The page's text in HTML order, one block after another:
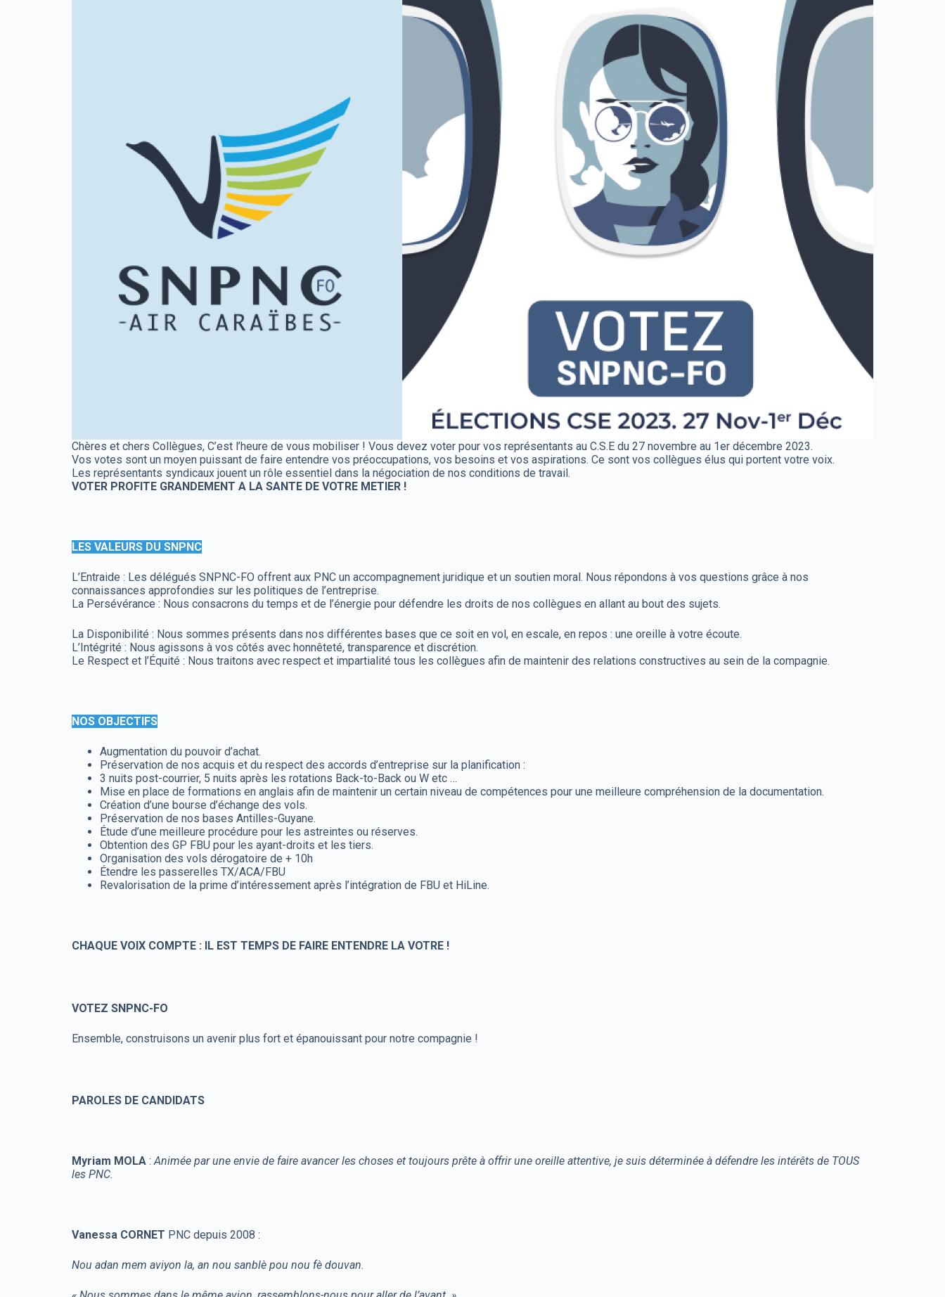
Chères et chers Collègues, C’est l’heure de vous mobiliser ! Vous devez voter pour vos représentants au C.S.E du 27 novembre au 1er décembre 2023.
Vos votes sont un moyen puissant de faire entendre vos préoccupations, vos besoins et vos aspirations. Ce sont vos collègues élus qui portent votre voix.
Les représentants syndicaux jouent un rôle essentiel dans la négociation de nos conditions de travail.
VOTER PROFITE GRANDEMENT A LA SANTE DE VOTRE METIER !
LES VALEURS DU SNPNC
L’Entraide : Les délégués SNPNC-FO offrent aux PNC un accompagnement juridique et un soutien moral. Nous répondons à vos questions grâce à nos
connaissances approfondies sur les politiques de l’entreprise.
La Persévérance : Nous consacrons du temps et de l’énergie pour défendre les droits de nos collègues en allant au bout des sujets.
La Disponibilité : Nous sommes présents dans nos différentes bases que ce soit en vol, en escale, en repos : une oreille à votre écoute.
L’Intégrité : Nous agissons à vos côtés avec honnêteté, transparence et discrétion.
Le Respect et l’Équité : Nous traitons avec respect et impartialité tous les collègues afin de maintenir des relations constructives au sein de la compagnie.
NOS OBJECTIFS
Augmentation du pouvoir d’achat.
Préservation de nos acquis et du respect des accords d’entreprise sur la planification :
3 nuits post-courrier, 5 nuits après les rotations Back-to-Back ou W etc …
Mise en place de formations en anglais afin de maintenir un certain niveau de compétences pour une meilleure compréhension de la documentation.
Création d’une bourse d’échange des vols.
Préservation de nos bases Antilles-Guyane.
Étude d’une meilleure procédure pour les astreintes ou réserves.
Obtention des GP FBU pour les ayant-droits et les tiers.
Organisation des vols dérogatoire de + 10h
Étendre les passerelles TX/ACA/FBU
Revalorisation de la prime d’intéressement après l’intégration de FBU et HiLine.
CHAQUE VOIX COMPTE : IL EST TEMPS DE FAIRE ENTENDRE LA VOTRE !
VOTEZ SNPNC-FO
Ensemble, construisons un avenir plus fort et épanouissant pour notre compagnie !
PAROLES DE CANDIDATS
Myriam MOLA :Animée par une envie de faire avancer les choses et toujours prête à offrir une oreille attentive, je suis déterminée à défendre les intérêts de TOUS
les PNC.
Vanessa CORNET PNC depuis 2008 :
Nou adan mem aviyon la, an nou sanblè pou nou fè douvan.